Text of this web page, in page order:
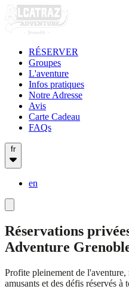
RÉSERVER
Groupes
L'aventure
Infos pratiques
Notre Adresse
Avis
Carte Cadeau
FAQs
fr
en
Réservations
Adventure
Profite pleinement de
amusants et des défis réservés à